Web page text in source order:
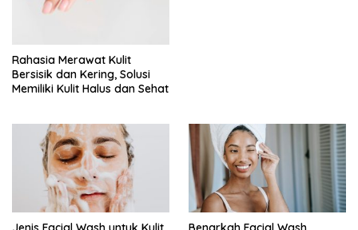
Rahasia Merawat Kulit
Bersisik dan Kering, Solusi
Memiliki Kulit Halus dan Sehat